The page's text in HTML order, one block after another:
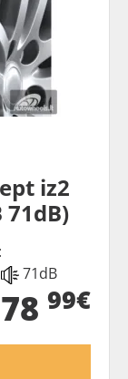
iz2
71dB)
71dB
78 99€